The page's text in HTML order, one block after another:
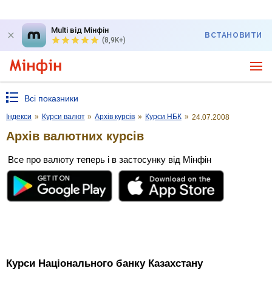
Multi від Мінфін
(8,9K+)
ВСТАНОВИТИ
Всі показники
Індекси » Курси валют » Архів курсів » Курси НБК » 24.07.2008
Архів валютних курсів
Все про валюту теперь і в застосунку від Мінфін
Курси Національного банку Казахстану